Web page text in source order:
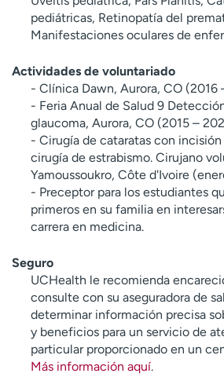
pediátricas, Retinopatía del
Manifestaciones oculares de
Actividades de voluntariado
- Clínica Dawn, Aurora, CO (2016
- Feria Anual de Salud 9
glaucoma, Aurora, CO (2015 –
- Cirugía de cataratas con
cirugía de estrabismo. Cirujano
Yamoussoukro, Côte d'Ivoire
- Preceptor para los estudiantes
primeros en su familia en
carrera en medicina.
Seguro
UCHealth le recomienda
consulte con su aseguradora de
determinar información precisa
y beneficios para un servicio de
particular proporcionado en un
Más información aquí.